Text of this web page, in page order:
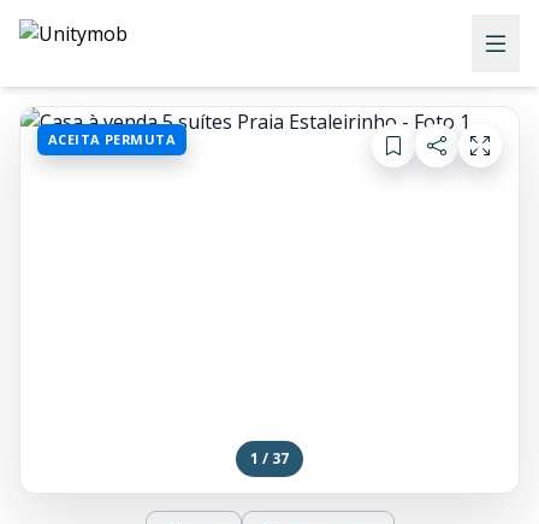
ACEITA PERMUTA
1 / 37